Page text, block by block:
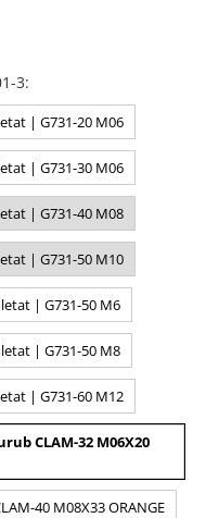
3:
| G731-20 M06
| G731-30 M06
| G731-40 M08
| G731-50 M10
| G731-50 M6
| G731-50 M8
| G731-60 M12
CLAM-32 M06X20
40 M08X33 ORANGE